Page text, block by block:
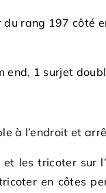
rang 197 côté
end, 1 surjet
à l’endroit et
les tricoter sur
en côtes